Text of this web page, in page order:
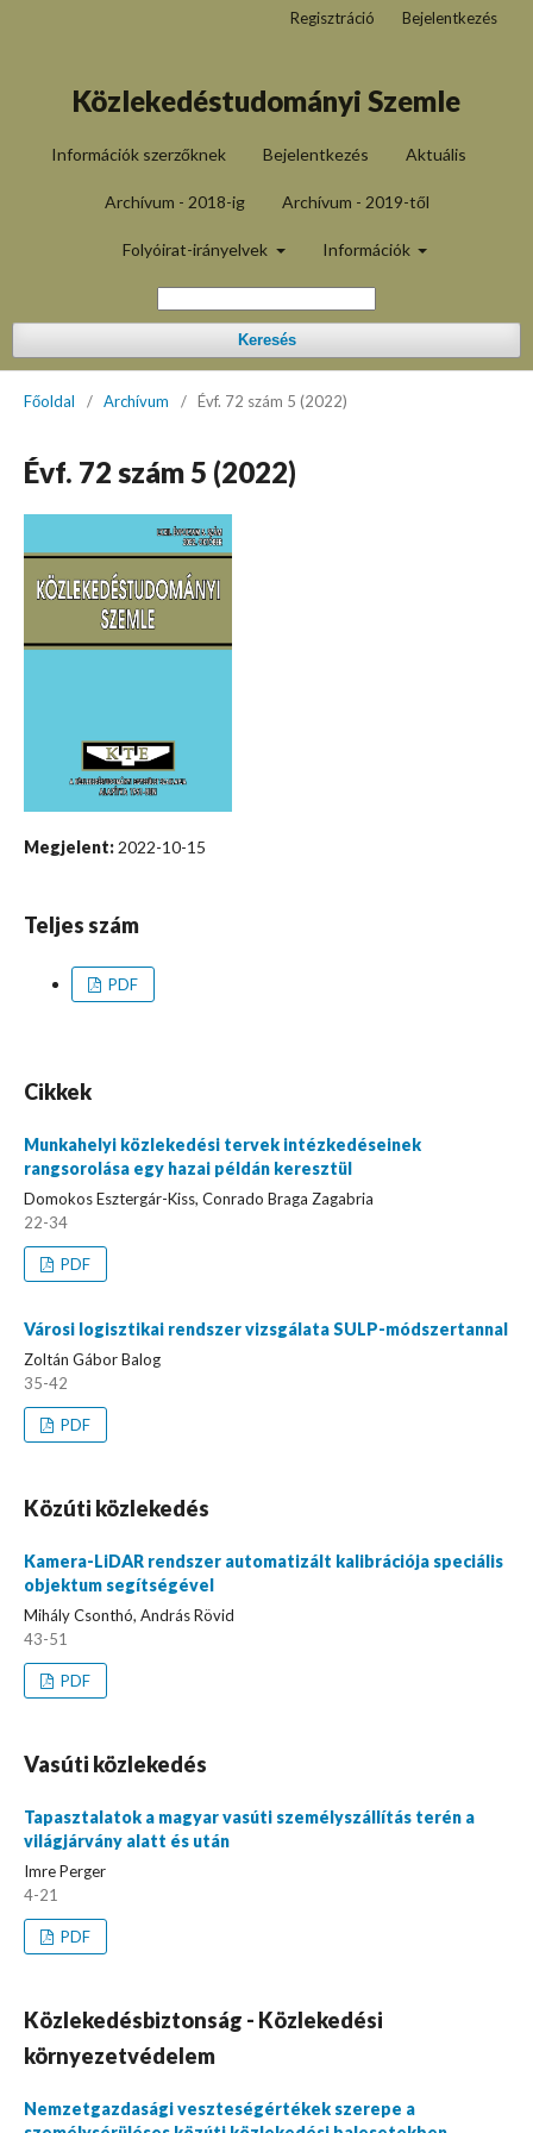
Közlekedéstudományi Szemle
Információk szerzőknek Bejelentkezés Aktuális
Archívum - 2018-ig Archívum - 2019-től
Folyóirat-irányelvek Információk
Keresés
Regisztráció Bejelentkezés
Főoldal / Archívum / Évf. 72 szám 5 (2022)
Évf. 72 szám 5 (2022)
Megjelent: 2022-10-15
Teljes szám
PDF
Cikkek
Munkahelyi közlekedési tervek intézkedéseinek
rangsorolása egy hazai példán keresztül
Domokos Esztergár-Kiss, Conrado Braga Zagabria
22-34
PDF
Városi logisztikai rendszer vizsgálata SULP-módszertannal
Zoltán Gábor Balog
35-42
PDF
Közúti közlekedés
Kamera-LiDAR rendszer automatizált kalibrációja speciális
objektum segítségével
Mihály Csonthó, András Rövid
43-51
PDF
Vasúti közlekedés
Tapasztalatok a magyar vasúti személyszállítás terén a
világjárvány alatt és után
Imre Perger
4-21
PDF
Közlekedésbiztonság - Közlekedési
környezetvédelem
Nemzetgazdasági veszteségértékek szerepe a